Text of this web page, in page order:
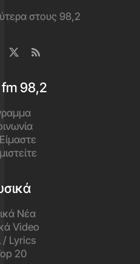
στους 98,2
98,2
Νέα
Video
/ Lyrics
20